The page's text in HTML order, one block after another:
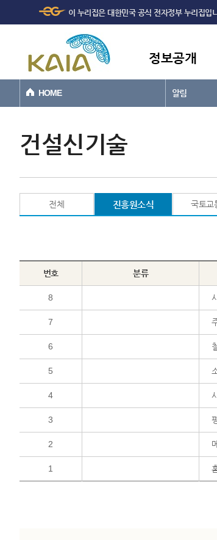
본문바로가기
이 누리집은 대한민국 공식 전자정부 누리집입
정보공개
HOME 알림
건설신기술
전체 진흥원소식 국토교
번호 분류
8
7
6
5
4
3
2
1